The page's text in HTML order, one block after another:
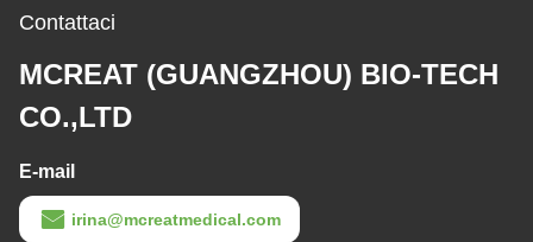
Contattaci
MCREAT (GUANGZHOU) BIO-TECH
CO.,LTD
E-mail
irina@mcreatmedical.com